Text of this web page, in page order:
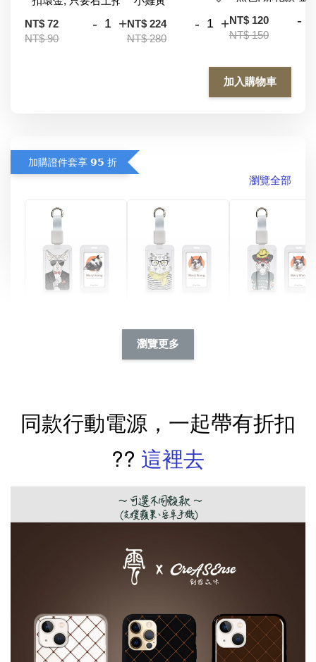
NT$ 72
NT$ 90
- +NT$ 224
NT$ 280
- +NT$ 120
NT$ 150
-
加入購物車
加購證件套享 𝟵𝟱 折
瀏覽全部
NT$ 225
件套(附伸縮卡扣)
CSAA05
NT$ 225
- +
NT$ 225
瀏覽更多
同款行動電源，一起帶有折扣
?? 這裡去